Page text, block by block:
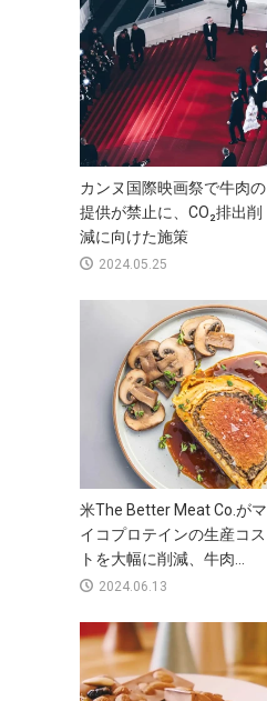
カンヌ国際映画祭で牛肉の
提供が禁止に、CO₂排出削
減に向けた施策
2024.05.25
米The Better Meat Co.がマ
イコプロテインの生産コス
トを大幅に削減、牛肉...
2024.06.13